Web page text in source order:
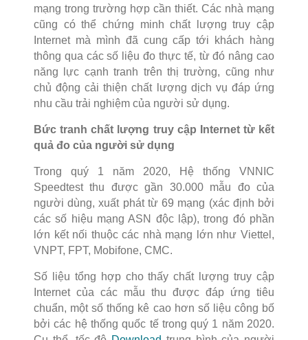
mạng trong trường hợp cần thiết. Các nhà mạng
cũng có thể chứng minh chất lượng truy cập
Internet mà mình đã cung cấp tới khách hàng
thông qua các số liệu đo thực tế, từ đó nâng cao
năng lực cạnh tranh trên thị trường, cũng như
chủ động cải thiện chất lượng dịch vụ đáp ứng
nhu cầu trải nghiệm của người sử dụng.
Bức tranh chất lượng truy cập Internet từ kết
quả đo của người sử dụng
Trong quý 1 năm 2020, Hệ thống VNNIC
Speedtest thu được gần 30.000 mẫu đo của
người dùng, xuất phát từ 69 mạng (xác định bởi
các số hiệu mạng ASN độc lập), trong đó phần
lớn kết nối thuộc các nhà mạng lớn như Viettel,
VNPT, FPT, Mobifone, CMC.
Số liệu tổng hợp cho thấy chất lượng truy cập
Internet của các mẫu thu được đáp ứng tiêu
chuẩn, một số thống kê cao hơn số liệu công bố
bởi các hệ thống quốc tế trong quý 1 năm 2020.